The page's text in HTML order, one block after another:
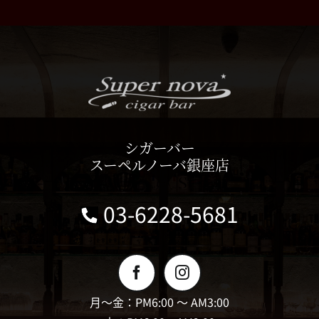
シガーバー
スーペルノーバ銀座店
03-6228-5681
月〜金：PM6:00 〜 AM3:00